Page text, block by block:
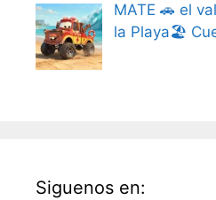
MATE 🚗 el
la Playa🏖️
Siguenos en: